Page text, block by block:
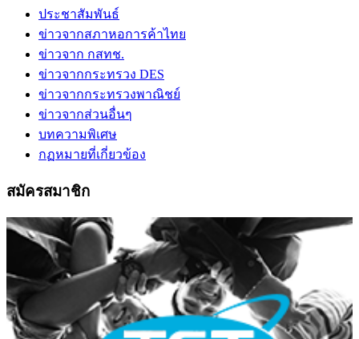
ประชาสัมพันธ์
ข่าวจากสภาหอการค้าไทย
ข่าวจาก กสทช.
ข่าวจากกระทรวง DES
ข่าวจากกระทรวงพาณิชย์
ข่าวจากส่วนอื่นๆ
บทความพิเศษ
กฏหมายที่เกี่ยวข้อง
สมัครสมาชิก